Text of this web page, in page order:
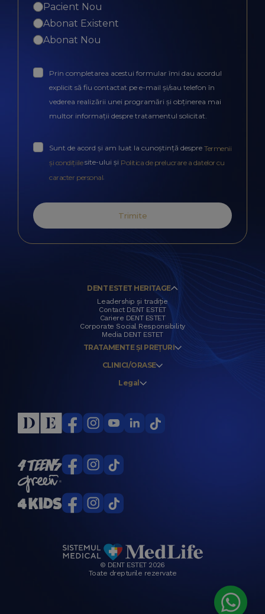
Pacient Nou
Abonat Existent
Abonat Nou
Prin completarea acestui formular îmi dau acordul
explicit să fiu contactat pe e-mail și/sau telefon în
vederea realizării unei programări și obținerea mai
multor informații despre tratamentul solicitat.
Sunt de acord și am luat la cunoștință despre Termenii
și condițiilesite-ului și Politica de prelucrare a datelor cu
caracter personal.
Trimite
DENT ESTET HERITAGE
Leadership și tradiție
Contact DENT ESTET
Cariere DENT ESTET
Corporate Social Responsibility
Media DENT ESTET
TRATAMENTE ȘI PREȚURI
CLINICI/ORASE
Legal
© DENT ESTET 2026
Toate drepturile rezervate